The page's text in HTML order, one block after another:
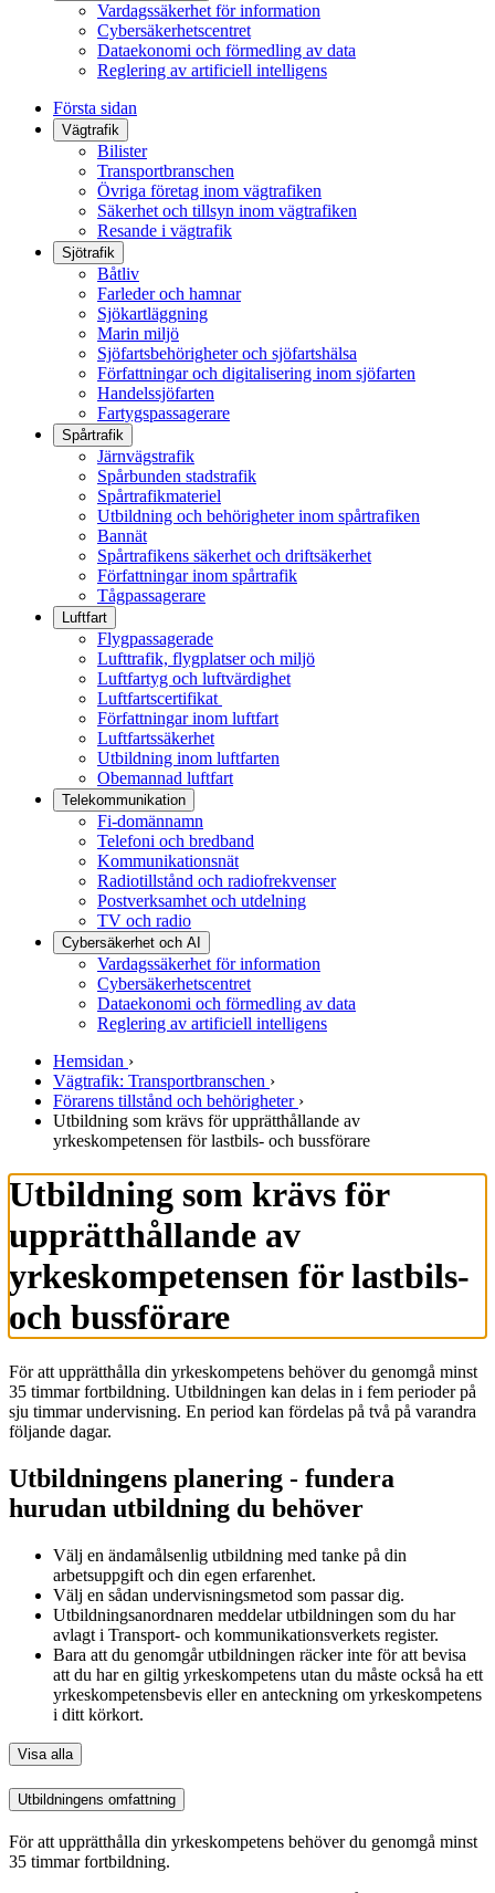
Vardagssäkerhet för information
Cybersäkerhetscentret
Dataekonomi och förmedling av data
Reglering av artificiell intelligens
Första sidan
Vägtrafik
Bilister
Transportbranschen
Övriga företag inom vägtrafiken
Säkerhet och tillsyn inom vägtrafiken
Resande i vägtrafik
Sjötrafik
Båtliv
Farleder och hamnar
Sjökartläggning
Marin miljö
Sjöfartsbehörigheter och sjöfartshälsa
Författningar och digitalisering inom sjöfarten
Handelssjöfarten
Fartygspassagerare
Spårtrafik
Järnvägstrafik
Spårbunden stadstrafik
Spårtrafikmateriel
Utbildning och behörigheter inom spårtrafiken
Bannät
Spårtrafikens säkerhet och driftsäkerhet
Författningar inom spårtrafik
Tågpassagerare
Luftfart
Flygpassagerade
Lufttrafik, flygplatser och miljö
Luftfartyg och luftvärdighet
Luftfartscertifikat
Författningar inom luftfart
Luftfartssäkerhet
Utbildning inom luftfarten
Obemannad luftfart
Telekommunikation
Fi-domännamn
Telefoni och bredband
Kommunikationsnät
Radiotillstånd och radiofrekvenser
Postverksamhet och utdelning
TV och radio
Cybersäkerhet och AI
Vardagssäkerhet för information
Cybersäkerhetscentret
Dataekonomi och förmedling av data
Reglering av artificiell intelligens
Hemsidan ›
Vägtrafik: Transportbranschen ›
Förarens tillstånd och behörigheter ›
Utbildning som krävs för upprätthållande av
yrkeskompetensen för lastbils- och bussförare
Utbildning som krävs för
upprätthållande av
yrkeskompetensen för lastbils-
och bussförare
För att upprätthålla din yrkeskompetens behöver du genomgå minst
35 timmar fortbildning. Utbildningen kan delas in i fem perioder på
sju timmar undervisning. En period kan fördelas på två på varandra
följande dagar.
Utbildningens planering - fundera
hurudan utbildning du behöver
Välj en ändamålsenlig utbildning med tanke på din
arbetsuppgift och din egen erfarenhet.
Välj en sådan undervisningsmetod som passar dig.
Utbildningsanordnaren meddelar utbildningen som du har
avlagt i Transport- och kommunikationsverkets register.
Bara att du genomgår utbildningen räcker inte för att bevisa
att du har en giltig yrkeskompetens utan du måste också ha ett
yrkeskompetensbevis eller en anteckning om yrkeskompetens
i ditt körkort.
Visa alla
Utbildningens omfattning
För att upprätthålla din yrkeskompetens behöver du genomgå minst
35 timmar fortbildning.